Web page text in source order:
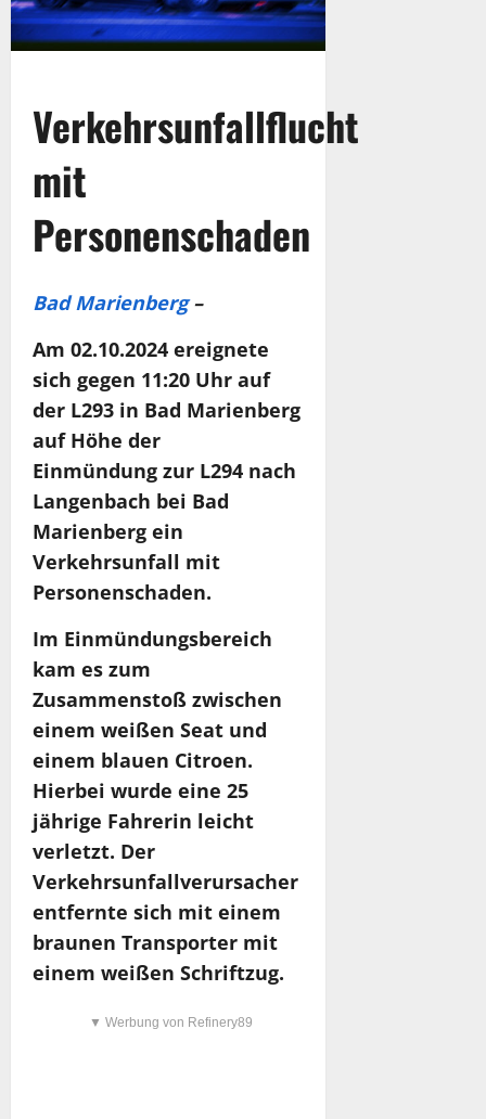
Verkehrsunfallflucht
mit
Personenschaden
Bad Marienberg–
Am 02.10.2024 ereignete
sich gegen 11:20 Uhr auf
der L293 in Bad Marienberg
auf Höhe der
Einmündung zur L294 nach
Langenbach bei Bad
Marienberg ein
Verkehrsunfall mit
Personenschaden.
Im Einmündungsbereich
kam es zum
Zusammenstoß zwischen
einem weißen Seat und
einem blauen Citroen.
Hierbei wurde eine 25
jährige Fahrerin leicht
verletzt. Der
Verkehrsunfallverursacher
entfernte sich mit einem
braunen Transporter mit
einem weißen Schriftzug.
▼ Werbung von Refinery89